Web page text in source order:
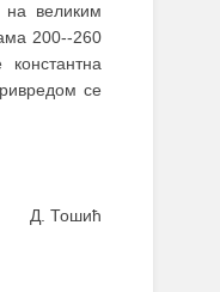
великим
200--260
се
Д. Тошић